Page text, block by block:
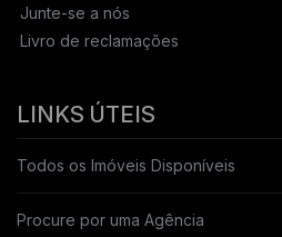
Junte-se a nós
Livro de reclamações
LINKS ÚTEIS
Todos os Imóveis Disponíveis
Procure por uma Agência